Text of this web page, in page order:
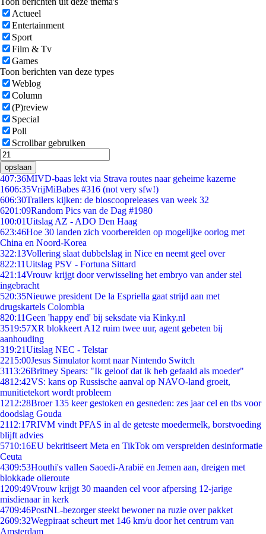
Actueel
Entertainment
Sport
Film & Tv
Games
Toon berichten van deze types
Weblog
Column
(P)review
Special
Poll
Scrollbar gebruiken
opslaan
407:36MIVD-baas lekt via Strava routes naar geheime kazerne
1606:35VrijMiBabes #316 (not very sfw!)
606:30Trailers kijken: de bioscoopreleases van week 32
6201:09Random Pics van de Dag #1980
100:01Uitslag AZ - ADO Den Haag
623:46Hoe 30 landen zich voorbereiden op mogelijke oorlog met
China en Noord-Korea
322:13Vollering slaat dubbelslag in Nice en neemt geel over
822:11Uitslag PSV - Fortuna Sittard
421:14Vrouw krijgt door verwisseling het embryo van ander stel
ingebracht
520:35Nieuwe president De la Espriella gaat strijd aan met
drugskartels Colombia
820:11Geen 'happy end' bij seksdate via Kinky.nl
3519:57XR blokkeert A12 ruim twee uur, agent gebeten bij
aanhouding
319:21Uitslag NEC - Telstar
2215:00Jesus Simulator komt naar Nintendo Switch
3113:26Britney Spears: "Ik geloof dat ik heb gefaald als moeder"
4812:42VS: kans op Russische aanval op NAVO-land groeit,
munitietekort wordt probleem
1212:28Broer 135 keer gestoken en gesneden: zes jaar cel en tbs voor
doodslag Gouda
2112:17RIVM vindt PFAS in al de geteste moedermelk, borstvoeding
blijft advies
5710:16EU bekritiseert Meta en TikTok om verspreiden desinformatie
Ceuta
4309:53Houthi's vallen Saoedi-Arabië en Jemen aan, dreigen met
blokkade olieroute
1209:49Vrouw krijgt 30 maanden cel voor afpersing 12-jarige
misdienaar in kerk
4709:46PostNL-bezorger steekt bewoner na ruzie over pakket
2609:32Wegpiraat scheurt met 146 km/u door het centrum van
Amsterdam